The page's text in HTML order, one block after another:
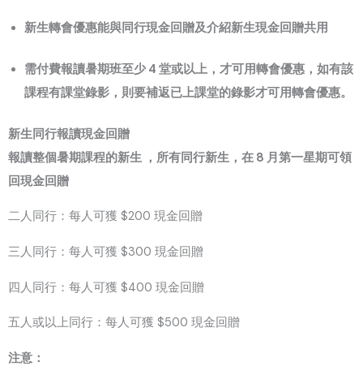
新生轉會優惠能與同行現金回贈及介紹新生現金回贈共用
需付費報讀暑期班至少 4 堂或以上，才可用轉會優惠，如有該
課程有課堂錄影，則要補返已上課堂的錄影才可用轉會優惠。
新生同行報讀現金回贈
報讀整個暑期課程的新生 ，所有同行新生，在 8 月第一星期可領
回現金回贈
二人同行：每人可獲 $200 現金回贈
三人同行：每人可獲 $300 現金回贈
四人同行：每人可獲 $400 現金回贈
五人或以上同行：每人可獲 $500 現金回贈
注意：